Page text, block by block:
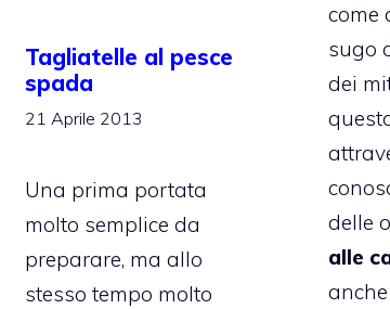
come
sugo
dei
delle
alle
Tagliatelle al pesce
spada
21 Aprile 2013
Una prima portata
molto semplice da
preparare, ma allo
stesso tempo molto